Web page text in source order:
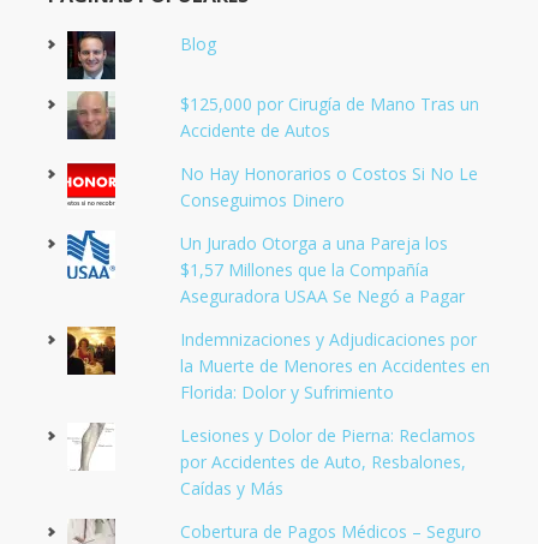
Blog
$125,000 por Cirugía de Mano Tras un
Accidente de Autos
No Hay Honorarios o Costos Si No Le
Conseguimos Dinero
Un Jurado Otorga a una Pareja los
$1,57 Millones que la Compañía
Aseguradora USAA Se Negó a Pagar
Indemnizaciones y Adjudicaciones por
la Muerte de Menores en Accidentes en
Florida: Dolor y Sufrimiento
Lesiones y Dolor de Pierna: Reclamos
por Accidentes de Auto, Resbalones,
Caídas y Más
Cobertura de Pagos Médicos – Seguro